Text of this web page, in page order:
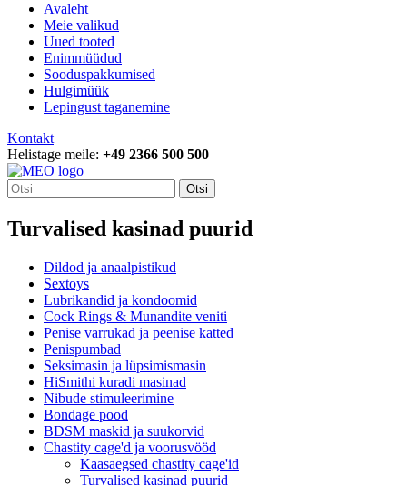
Avaleht
Meie valikud
Uued tooted
Enimmüüdud
Sooduspakkumised
Hulgimüük
Lepingust taganemine
Kontakt
Helistage meile: +49 2366 500 500
Otsi
Turvalised kasinad puurid
Dildod ja anaalpistikud
Sextoys
Lubrikandid ja kondoomid
Cock Rings & Munandite veniti
Penise varrukad ja peenise katted
Penispumbad
Seksimasin ja lüpsimismasin
HiSmithi kuradi masinad
Nibude stimuleerimine
Bondage pood
BDSM maskid ja suukorvid
Chastity cage'd ja voorusvööd
Kaasaegsed chastity cage'id
Turvalised kasinad puurid